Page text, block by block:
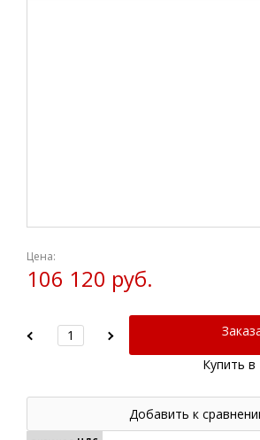
Цена:
106 120 руб.
Купить в
Добавить к